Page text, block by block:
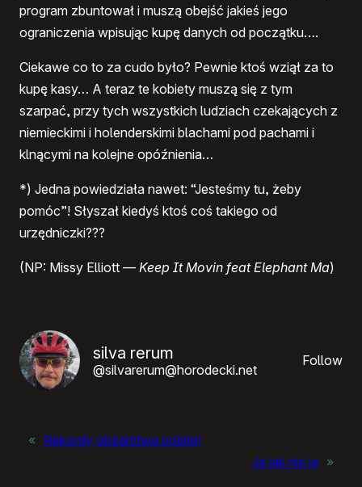
program zbuntował i muszą obejść jakieś jego
ograniczenia wpisując kupę danych od początku….
Ciekawe co to za cudo było? Pewnie ktoś wziął za to
kupę kasy… A teraz te kobiety muszą się z tym
szarpać, przy tych wszystkich ludziach czekających z
niemieckimi i holenderskimi blachami pod pachami i
klnącymi na kolejne opóźnienia…
*) Jedna powiedziała nawet: “Jesteśmy tu, żeby
pomóc”! Słyszał kiedyś ktoś coś takiego od
urzędniczki???
(NP: Missy Elliott — Keep It Movin feat Elephant Ma)
silva rerum
@silvarerum@horodecki.net
Follow
« Rekordy obżarstwa pobite!
Ja jak nie ja »